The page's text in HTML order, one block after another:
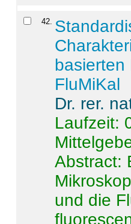
42.
basierten
FluMiKal
Dr. rer.
Laufzeit:
Abstract:
und die